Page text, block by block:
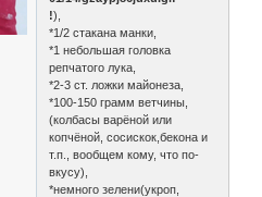
!),
*1/2 стакана манки,
*1 небольшая головка
репчатого лука,
*2-3 ст. ложки майонеза,
*100-150 грамм ветчины,
(колбасы варёной или
копчёной, сосискок,бекона и
т.п., вообщем кому, что по-
вкусу),
*немного зелени(укроп,